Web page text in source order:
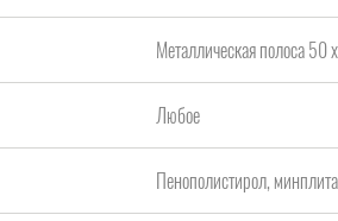
Металлическая полоса 50
Любое
Пенополистирол, минплита